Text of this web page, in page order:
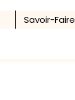
Savoir-Faire